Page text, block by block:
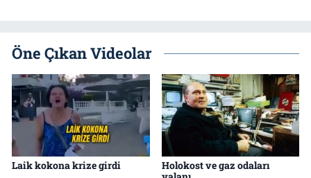
Öne Çıkan Videolar
Laik kokona krize girdi
Holokost ve gaz odaları